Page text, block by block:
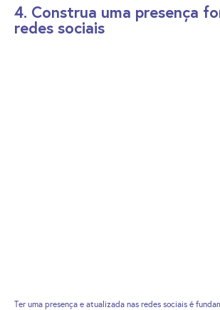
4. Construa uma presença
redes sociais
Ter uma presença e atualizada nas redes sociais é